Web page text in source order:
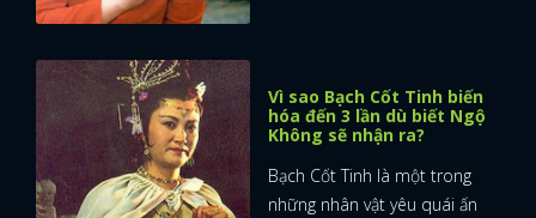
Vì sao Bạch Cốt Tinh biến
hóa đến 3 lần dù biết Ngộ
Không sẽ nhận ra?
Bạch Cốt Tinh là một trong
những nhân vật yêu quái ấn